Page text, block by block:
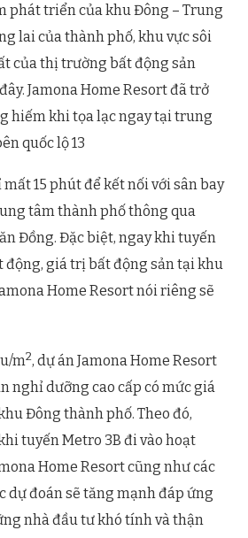
phát triển của khu Đông – Trung
lai của thành phố, khu vực sôi
của thị trường bất động sản
Jamona Home Resort đã trở
hiếm khi tọa lạc ngay tại trung
quốc lộ 13
15 phút để kết nối với sân bay
tâm thành phố thông qua
Đồng. Đặc biệt, ngay khi tuyến
động, giá trị bất động sản tại khu
Home Resort nói riêng sẽ
m2, dự án Jamona Home Resort
nghỉ dưỡng cao cấp có mức giá
Đông thành phố. Theo đó,
tuyến Metro 3B đi vào hoạt
Home Resort cũng như các
dự đoán sẽ tăng mạnh đáp ứng
nhà đầu tư khó tính và thận